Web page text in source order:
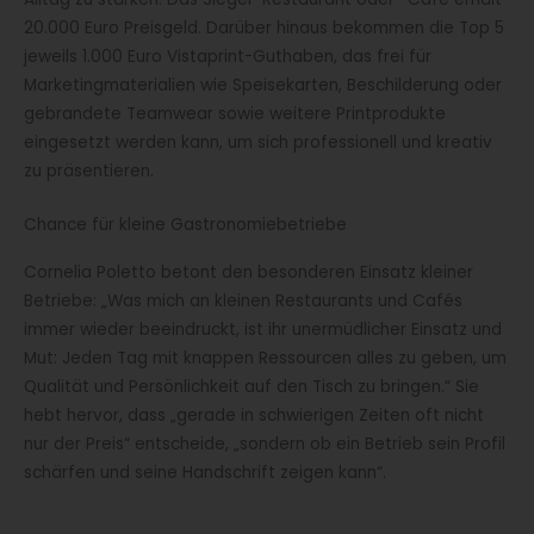
20.000 Euro Preisgeld. Darüber hinaus bekommen die Top 5
jeweils 1.000 Euro Vistaprint-Guthaben, das frei für
Marketingmaterialien wie Speisekarten, Beschilderung oder
gebrandete Teamwear sowie weitere Printprodukte
eingesetzt werden kann, um sich professionell und kreativ
zu präsentieren.
Chance für kleine Gastronomiebetriebe
Cornelia Poletto betont den besonderen Einsatz kleiner
Betriebe: „Was mich an kleinen Restaurants und Cafés
immer wieder beeindruckt, ist ihr unermüdlicher Einsatz und
Mut: Jeden Tag mit knappen Ressourcen alles zu geben, um
Qualität und Persönlichkeit auf den Tisch zu bringen.“ Sie
hebt hervor, dass „gerade in schwierigen Zeiten oft nicht
nur der Preis“ entscheide, „sondern ob ein Betrieb sein Profil
schärfen und seine Handschrift zeigen kann“.